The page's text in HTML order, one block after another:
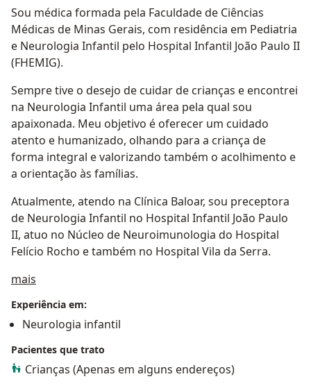
Sou médica formada pela Faculdade de Ciências
Médicas de Minas Gerais, com residência em Pediatria
e Neurologia Infantil pelo Hospital Infantil João Paulo II
(FHEMIG).
Sempre tive o desejo de cuidar de crianças e encontrei
na Neurologia Infantil uma área pela qual sou
apaixonada. Meu objetivo é oferecer um cuidado
atento e humanizado, olhando para a criança de
forma integral e valorizando também o acolhimento e
a orientação às famílias.
Atualmente, atendo na Clínica Baloar, sou preceptora
de Neurologia Infantil no Hospital Infantil João Paulo
II, atuo no Núcleo de Neuroimunologia do Hospital
Felício Rocho e também no Hospital Vila da Serra.
mais
Experiência em:
Neurologia infantil
Pacientes que trato
Crianças (Apenas em alguns endereços)